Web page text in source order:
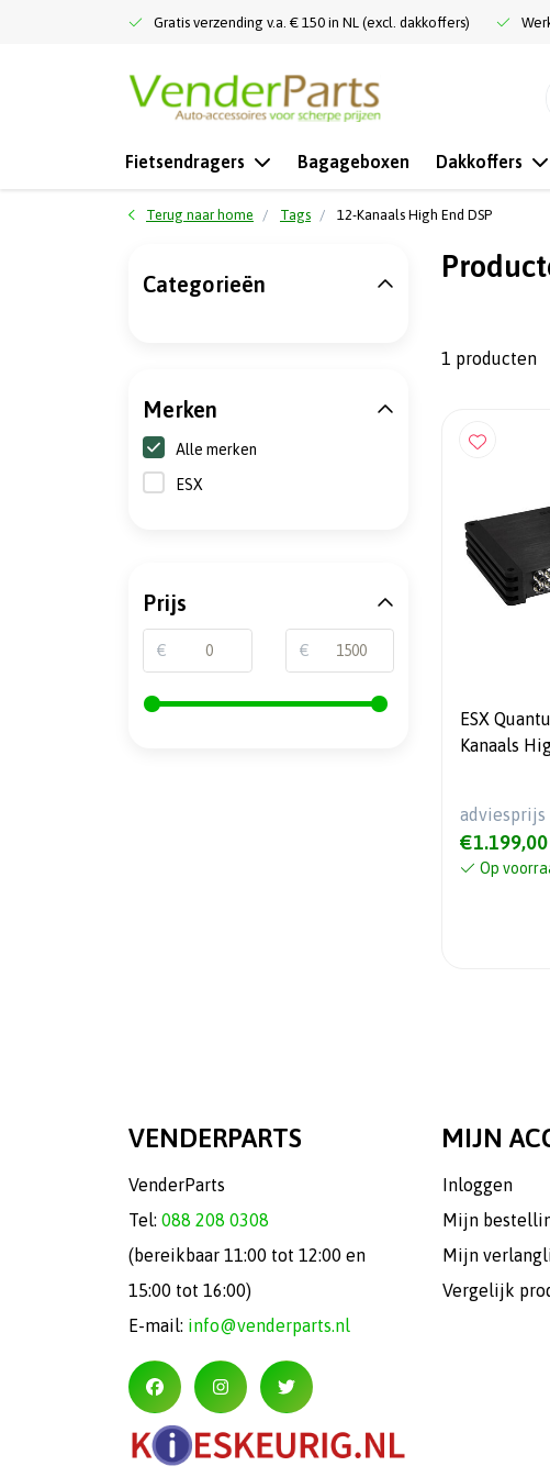
Gratis verzending v.a. € 150 in NL (excl. dakkoffers)
Fietsendragers Bagageboxen Dakkoffers
Terug naar home Tags 12-Kanaals High End DSP
1 producten
ESX
Kanaals High
adviesprijs
€1.199,00
Op
Categorieën
Merken
Alle merken
ESX
Prijs
€ €
VENDERPARTS
VenderParts
Tel: 088 208 0308
(bereikbaar 11:00 tot 12:00 en
15:00 tot 16:00)
E-mail: info@venderparts.nl
MIJN
Inloggen
Mijn
Mijn
Vergelijk